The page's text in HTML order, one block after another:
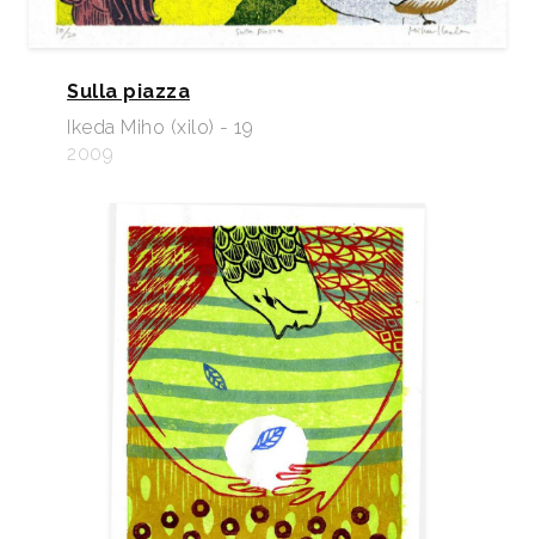
Sulla piazza
Ikeda Miho (xilo) - 19
2009